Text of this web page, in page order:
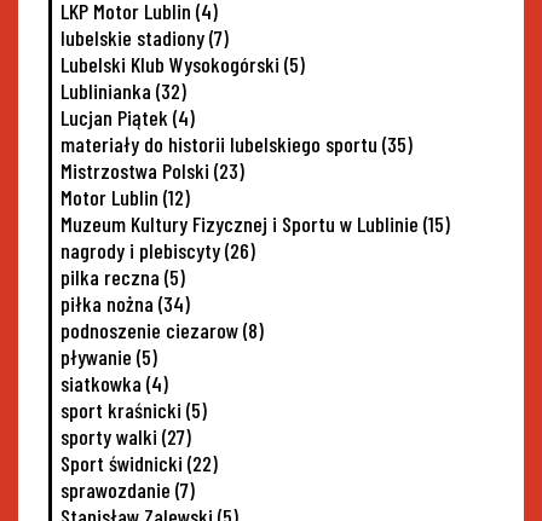
LKP Motor Lublin (4)
lubelskie stadiony(7)
Lubelski Klub Wysokogórski (5)
Lublinianka (32)
Lucjan Piątek (4)
materiały do historii lubelskiego sportu (35)
Mistrzostwa Polski (23)
Motor Lublin (12)
Muzeum Kultury Fizycznej i Sportu w Lublinie (15)
nagrody i plebiscyty(26)
pilka reczna (5)
piłka nożna (34)
podnoszenie ciezarow(8)
pływanie (5)
siatkowka (4)
sport kraśnicki (5)
sporty walki (27)
Sport świdnicki (22)
sprawozdanie (7)